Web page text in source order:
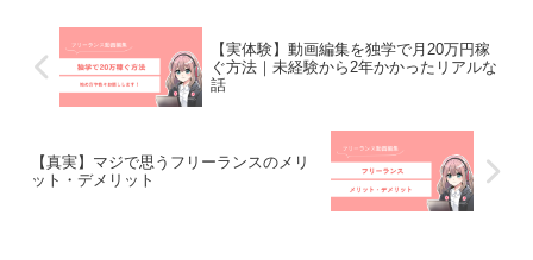
【実体験】動画編集を独学で月20万円稼
ぐ方法｜未経験から2年かかったリアルな
話
【真実】マジで思うフリーランスのメリ
ット・デメリット